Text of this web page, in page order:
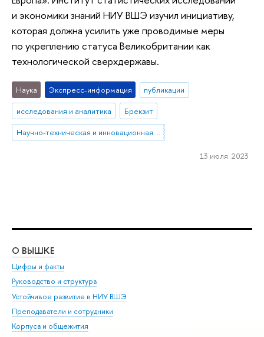
и экономики знаний НИУ ВШЭ изучил инициативу,
которая должна усилить уже проводимые меры
по укреплению статуса Великобритании как
технологической сверхдержавы.
Наука Экспресс-информация
публикации
исследования и аналитика
Брекзит
Научно-техническая и инновационная политика
13 июля 2023
О ВЫШКЕ
Цифры и факты
Руководство и структура
Устойчивое развитие в НИУ ВШЭ
Преподаватели и сотрудники
Корпуса и общежития